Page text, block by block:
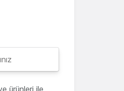
ürünleri ile